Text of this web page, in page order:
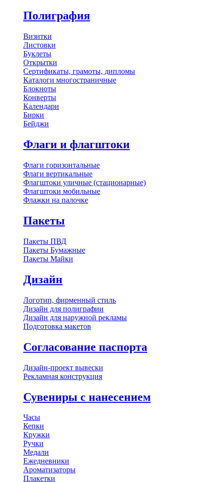
Полиграфия
Визитки
Листовки
Буклеты
Открытки
Сертификаты, грамоты, дипломы
Каталоги многостраничные
Блокноты
Конверты
Календари
Бирки
Бейджи
Флаги и флагштоки
Флаги горизонтальные
Флаги вертикальные
Флагштоки уличные (стационарные)
Флагштоки мобильные
Флажки на палочке
Пакеты
Пакеты ПВД
Пакеты Бумажные
Пакеты Майки
Дизайн
Логотип, фирменный стиль
Дизайн для полиграфии
Дизайн для наружной рекламы
Подготовка макетов
Согласование паспорта
Дизайн-проект вывески
Рекламная конструкция
Сувениры с нанесением
Часы
Кепки
Кружки
Ручки
Медали
Ежедневники
Ароматизаторы
Плакетки